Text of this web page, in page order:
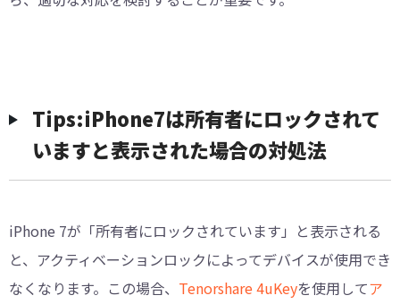
Tips:iPhone7は所有者にロックされて
いますと表示された場合の対処法
iPhone 7が「所有者にロックされています」と表示される
と、アクティベーションロックによってデバイスが使用でき
なくなります。この場合、 Tenorshare 4uKeyを使用してア